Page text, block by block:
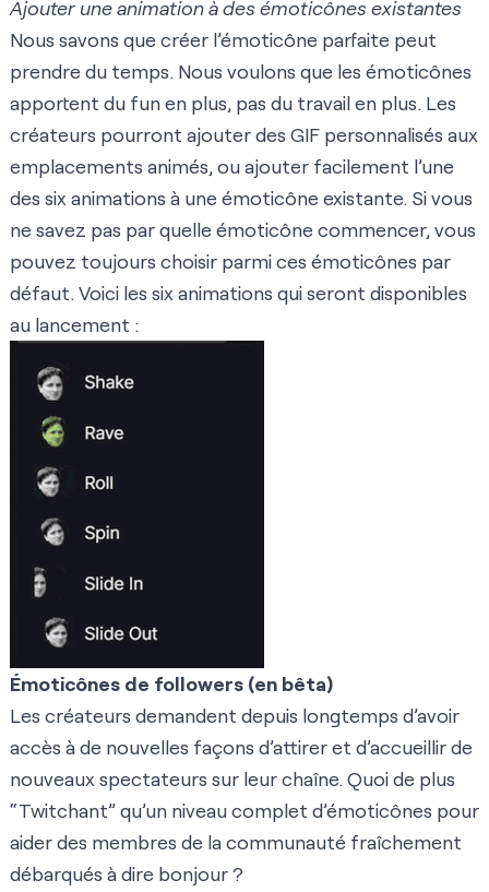
Ajouter une animation à des émoticônes existantes
Nous savons que créer l’émoticône parfaite peut
prendre du temps. Nous voulons que les émoticônes
apportent du fun en plus, pas du travail en plus. Les
créateurs pourront ajouter des GIF personnalisés aux
emplacements animés, ou ajouter facilement l’une
des six animations à une émoticône existante. Si vous
ne savez pas par quelle émoticône commencer, vous
pouvez toujours choisir parmi ces émoticônes par
défaut. Voici les six animations qui seront disponibles
au lancement :
Émoticônes de followers (en bêta)
Les créateurs demandent depuis longtemps d’avoir
accès à de nouvelles façons d’attirer et d’accueillir de
nouveaux spectateurs sur leur chaîne. Quoi de plus
“Twitchant” qu’un niveau complet d’émoticônes pour
aider des membres de la communauté fraîchement
débarqués à dire bonjour ?